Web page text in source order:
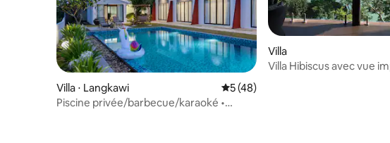
Villa ⋅ Langkawi Évaluation moyenne sur la base
5 (48)
Piscine privée/barbecue/karaoké •
Villa
Villa Hibiscus avec vue